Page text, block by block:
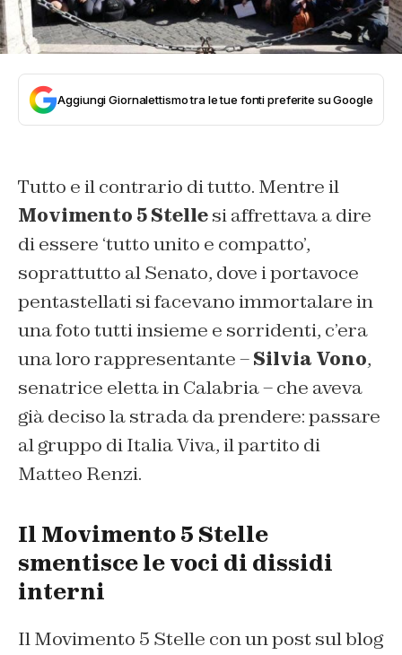
Aggiungi Giornalettismo tra le tue fonti preferite su Google
Tutto e il contrario di tutto. Mentre il
Movimento 5 Stellesi affrettava a dire
di essere ‘tutto unito e compatto’,
soprattutto al Senato, dove i portavoce
pentastellati si facevano immortalare in
una foto tutti insieme e sorridenti, c’era
una loro rappresentante –Silvia Vono,
senatrice eletta in Calabria – che aveva
già deciso la strada da prendere: passare
al gruppo di Italia Viva, il partito di
Matteo Renzi.
Il Movimento 5 Stelle
smentisce le voci di dissidi
interni
Il Movimento 5 Stelle con un post sul blog